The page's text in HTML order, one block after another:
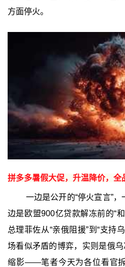
方面停火。
拼多多暑假大促，升温降价，
一边是公开的“停火宣言”
边是欧盟900亿贷款解冻前的“
总理菲佐从“亲俄阻援”到“支持
场看似矛盾的博弈，实则是俄乌
缩影——笔者今天为各位看官